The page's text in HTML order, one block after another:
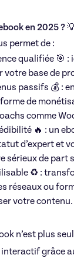
en 2025 ?
permet de :
qualifiée 🎯 :
votre base de
passifs 💰 :
de
comme
🔥 : un
d’expert et
sérieux de part
♻️ :
réseaux ou
votre contenu.
n’est plus
grâce